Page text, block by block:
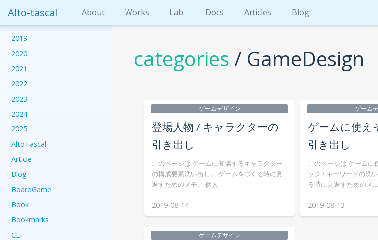
Alto-tascal About Works Lab. Docs Articles Blog
2019
2020
2021
2022
2023
2024
2025
AltoTascal
Article
Blog
BoardGame
Book
Bookmarks
CLI
categories / GameDesign
ゲームデザイン
登場人物 / キャラクターの
引き出し
このページは ゲームに登場するキャラクター
の構成要素洗い出し。 ゲームをつくる時に見
返すためのメモ。 個人…
2019-08-14
ゲーム
ゲームに使え
引き出し
このページは ゲームに
ック / キーワードの洗
る時に見返すためのメ…
2019-08-13
ゲームデザイン